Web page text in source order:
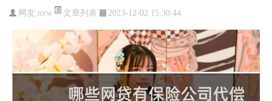
网友:nxw 文章列表 2023-12-02 15:30:44